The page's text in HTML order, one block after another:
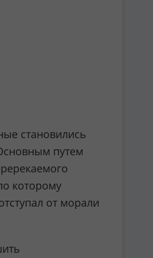
становились
путем
которому
от морали